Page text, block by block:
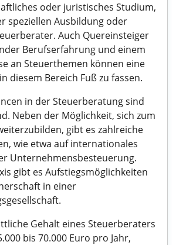
oder juristisches Studium,
speziellen Ausbildung oder
Auch Quereinsteiger
Berufserfahrung und einem
an Steuerthemen können eine
diesem Bereich Fuß zu fassen.
in der Steuerberatung sind
Neben der Möglichkeit, sich zum
gibt es zahlreiche
wie etwa auf internationales
Unternehmensbesteuerung.
gibt es Aufstiegsmöglichkeiten
in einer
Gehalt eines Steuerberaters
bis 70.000 Euro pro Jahr,